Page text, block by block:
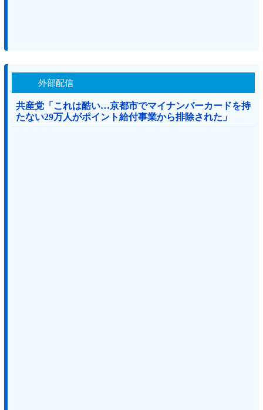
外部配信
共産党「これは酷い…京都市でマイナンバーカードを持
たない29万人がポイント給付事業から排除された」